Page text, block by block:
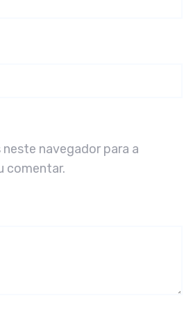
navegador para a
comentar.